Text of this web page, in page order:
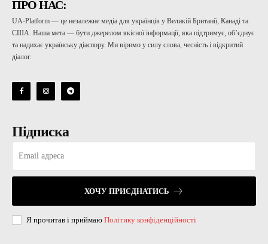
ПРО НАС:
UA-Platform — це незалежне медіа для українців у Великій Британії, Канаді та
США. Наша мета — бути джерелом якісної інформації, яка підтримує, об’єднує
та надихає українську діаспору. Ми віримо у силу слова, чесність і відкритий
діалог.
Підписка
ХОЧУ ПРИЄДНАТИСЬ
Я прочитав і приймаю Політику конфіденційності